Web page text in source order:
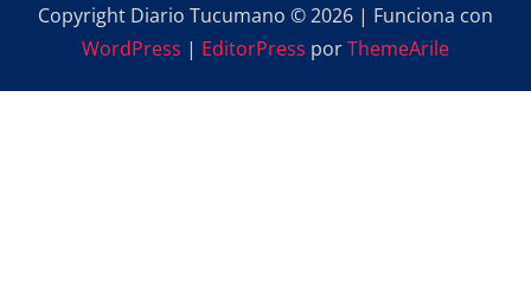
Copyright Diario Tucumano © 2026 | Funciona con
WordPress | EditorPress porThemeArile